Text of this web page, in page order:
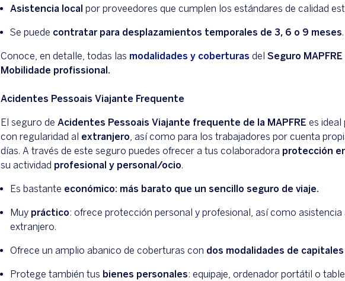
Asistencia local por proveedores que cumplen los estándares de calidad
Se puede contratar para desplazamientos temporales de 3, 6 o 9 meses.
Conoce, en detalle, todas las modalidades y coberturas del Seguro
Mobilidade profissional.
Acidentes Pessoais Viajante Frequente
El seguro de Acidentes Pessoais Viajante frequente de la MAPFRE es ideal
con regularidad al extranjero, así como para los trabajadores por cuenta
días. A través de este seguro puedes ofrecer a tus colaboradora protección
su actividad profesional y personal/ocio.
Es bastante económico: más barato que un sencillo seguro de viaje.
Muy práctico: ofrece protección personal y profesional, así como
extranjero.
Ofrece un amplio abanico de coberturas con dos modalidades de capitales
Protege también tus bienes personales: equipaje, ordenador portátil o